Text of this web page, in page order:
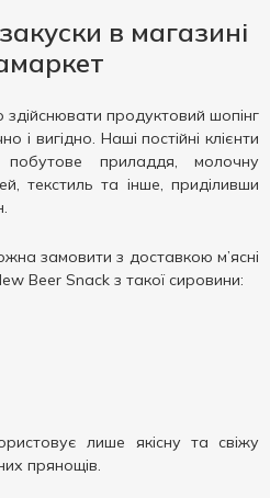
в магазині
продуктовий шопінг
і вигідно. Наші постійні клієнти
приладдя, молочну
текстиль та інше, приділивши
замовити з доставкою м’ясні
Beer Snack з такої сировини:
лише якісну та свіжу
прянощів.